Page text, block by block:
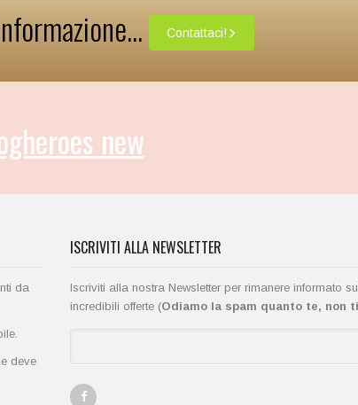
Contattaci!
da
deve
ISCRIVITI ALLA NEWSLETTER
Iscriviti alla nostra Newsletter per rimanere informato
incredibili offerte (Odiamo la spam quanto te, non